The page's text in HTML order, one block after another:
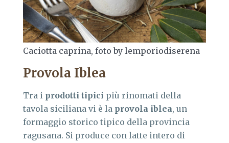
Caciotta caprina, foto by lemporiodiserena
Provola Iblea
Tra i prodotti tipici più rinomati della
tavola siciliana vi è la provola iblea, un
formaggio storico tipico della provincia
ragusana. Si produce con latte intero di